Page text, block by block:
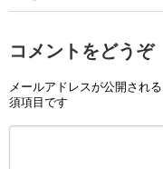
コメントをどうぞ
メールアドレスが公開され
須項目です